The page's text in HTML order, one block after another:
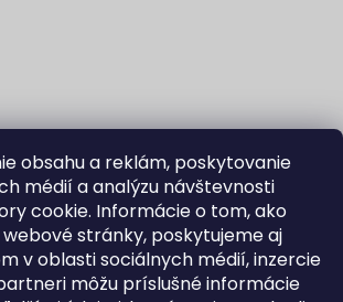
obsahu a reklám, poskytovanie
médií a analýzu návštevnosti
cookie. Informácie o tom, ako
stránky, poskytujeme aj
v oblasti sociálnych médií, inzercie
môžu príslušné informácie
Sledovať na Instagrame